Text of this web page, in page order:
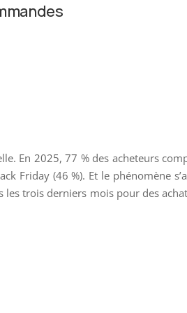
En 2025, 77 % des acheteurs
Friday (46 %). Et le phénomène
les trois derniers mois pour des